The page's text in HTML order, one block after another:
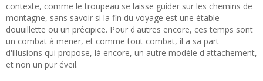
contexte, comme le troupeau se laisse guider sur les chemins de
montagne, sans savoir si la fin du voyage est une étable
douuillette ou un précipice. Pour d'autres encore, ces temps sont
un combat à mener, et comme tout combat, il a sa part
d'illusions qui propose, là encore, un autre modèle d'attachement,
et non un pur éveil.